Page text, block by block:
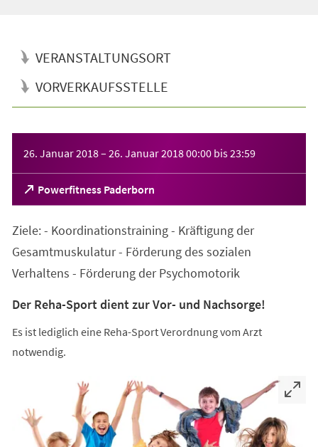
VERANSTALTUNGSORT
VORVERKAUFSSTELLE
26. Januar 2018– 26. Januar 201800:00 bis23:59
Powerfitness Paderborn
(Öffnet
in
neuen
Ziele: - Koordinationstraining - Kräftigung der
Gesamtmuskulatur - Förderung des sozialen
Verhaltens - Förderung der Psychomotorik
Der Reha-Sport dient zur Vor- und Nachsorge!
Es ist lediglich eine Reha-Sport Verordnung vom Arzt
notwendig.